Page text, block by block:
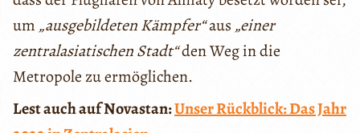
um „ausgebildeten Kämpfer“aus „einer
zentralasiatischen Stadt“den Weg in die
Metropole zu ermöglichen.
Lest auch auf Novastan:Unser Rückblick: Das Jahr